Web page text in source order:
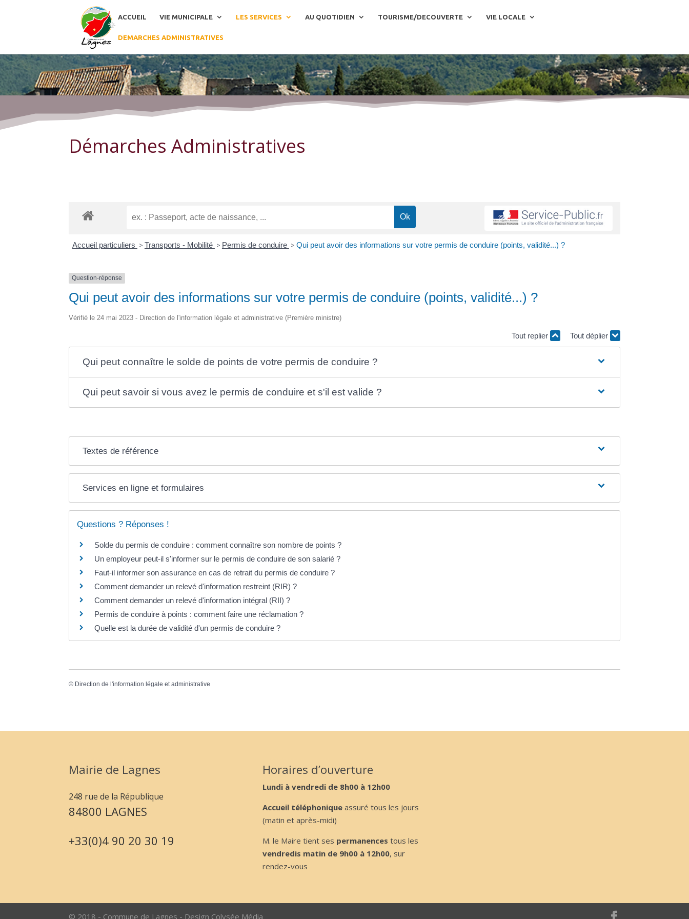
ACCUEIL VIE MUNICIPALE LES SERVICES AU QUOTIDIEN TOURISME/DECOUVERTE VIE LOCALE
DEMARCHES ADMINISTRATIVES
Démarches Administratives
Démarches Administratives
Accueil particuliers > Transports - Mobilité > Permis de conduire > Qui peut avoir des informations sur votre permis de conduire (points, validité...) ?
Question-réponse
Qui peut avoir des informations sur votre permis de conduire (points, validité...) ?
Vérifié le 24 mai 2023 - Direction de l'information légale et administrative (Première ministre)
Tout replier Tout déplier
Qui peut connaître le solde de points de votre permis de conduire ?
Qui peut savoir si vous avez le permis de conduire et s'il est valide ?
Textes de référence
Services en ligne et formulaires
Questions ? Réponses !
Solde du permis de conduire : comment connaître son nombre de points ?
Un employeur peut-il s'informer sur le permis de conduire de son salarié ?
Faut-il informer son assurance en cas de retrait du permis de conduire ?
Comment demander un relevé d'information restreint (RIR) ?
Comment demander un relevé d'information intégral (RII) ?
Permis de conduire à points : comment faire une réclamation ?
Quelle est la durée de validité d'un permis de conduire ?
© Direction de l'information légale et administrative
Mairie de Lagnes
248 rue de la République
84800 LAGNES
+33(0)4 90 20 30 19
Horaires d’ouverture
Lundi à vendredi de 8h00 à 12h00
Accueil téléphonique assuré tous les jours
(matin et après-midi)
M. le Maire tient ses permanences tous les
vendredis matin de 9h00 à 12h00, sur
rendez-vous
© 2018 - Commune de Lagnes - Design Colysée Média